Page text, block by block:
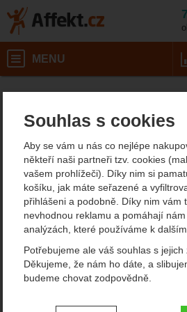
Souhlas s cookies
Aby se vám u nás co nejlépe
někteří naši partneři tzv. cookies
vašem prohlížeči). Díky nim si
košíku, jak máte seřazené a
přihlášeni a podobně. Díky nim vám
nevhodnou reklamu a pomáhají
analýzách, které používáme k
Potřebujeme ale váš souhlas s jejich
Děkujeme, že nám ho dáte, a
budeme chovat zodpovědně.
Nastavení souhlasů s
MENU
Porovnání
Porovnání